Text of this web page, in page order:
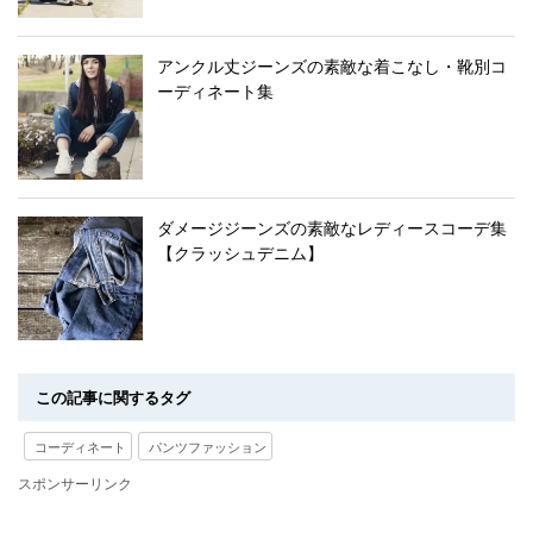
アンクル丈ジーンズの素敵な着こなし・靴別コ
ーディネート集
ダメージジーンズの素敵なレディースコーデ集
【クラッシュデニム】
この記事に関するタグ
コーディネート パンツファッション
スポンサーリンク